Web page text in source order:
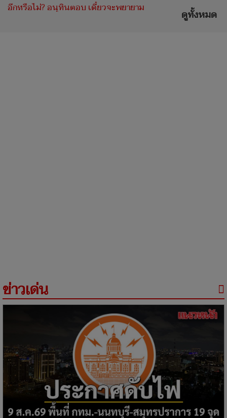
อีกหรือไม่? อนุทินตอบ เดี๋ยวจะพยายาม
ดูทั้งหมด
ข่าวเด่น